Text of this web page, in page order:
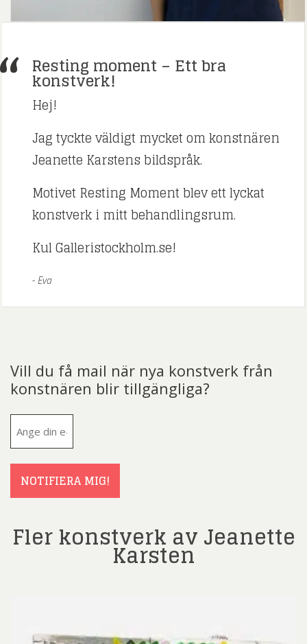
Resting moment – Ett bra
konstverk!
Hej!
Jag tyckte väldigt mycket om konstnären
Jeanette Karstens bildspråk.
Motivet Resting Moment blev ett lyckat
konstverk i mitt behandlingsrum.
Kul Galleristockholm.se!
Eva
Vill du få mail när nya konstverk från
konstnären blir tillgängliga?
NOTIFIERA MIG!
Fler konstverk av Jeanette
Karsten